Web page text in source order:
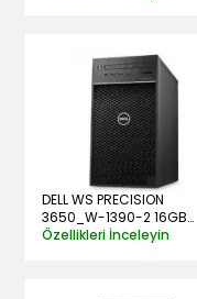
DELL WS PRECISION
3650_W-1390-2 16GB
256G+1TB RTX 4000
Özellikleri İnceleyin